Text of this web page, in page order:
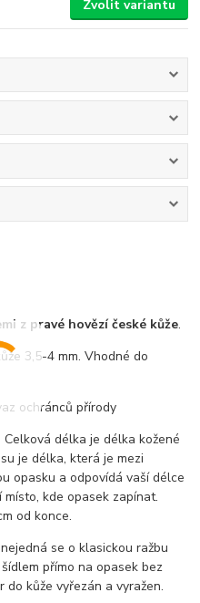
Zvolit variantu
z pravé hovězí české kůže.
3,5-4 mm. Vhodné do
ochránců přírody
Celková délka je délka kožené
je délka, která je mezi
opasku a odpovídá vaší délce
kde opasek zapínat.
od konce.
se o klasickou ražbu
přímo na opasek bez
kůže vyřezán a vyražen.